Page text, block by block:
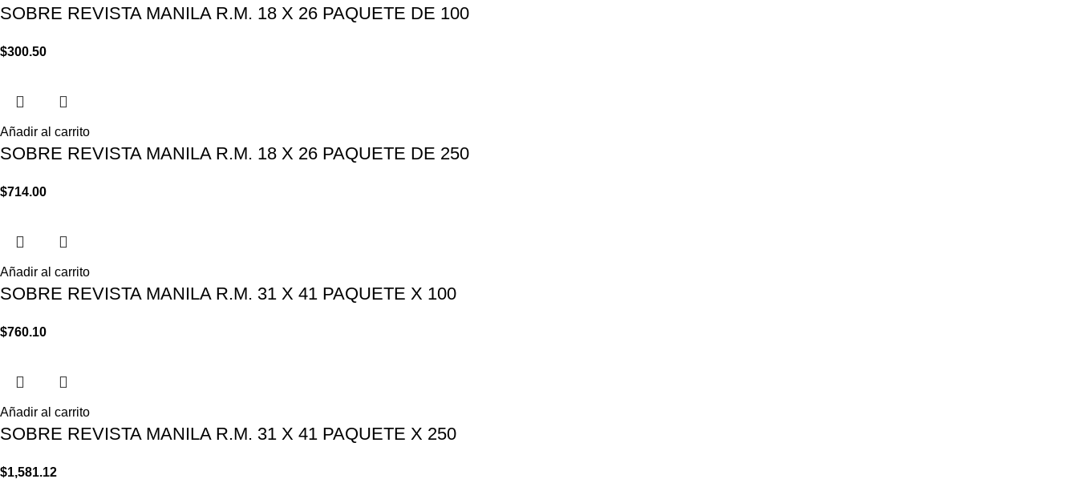
SOBRE REVISTA MANILA R.M. 18 X 26 PAQUETE DE 100
$300.50
Añadir al carrito
SOBRE REVISTA MANILA R.M. 18 X 26 PAQUETE DE 250
$714.00
Añadir al carrito
SOBRE REVISTA MANILA R.M. 31 X 41 PAQUETE X 100
$760.10
Añadir al carrito
SOBRE REVISTA MANILA R.M. 31 X 41 PAQUETE X 250
$1,581.12